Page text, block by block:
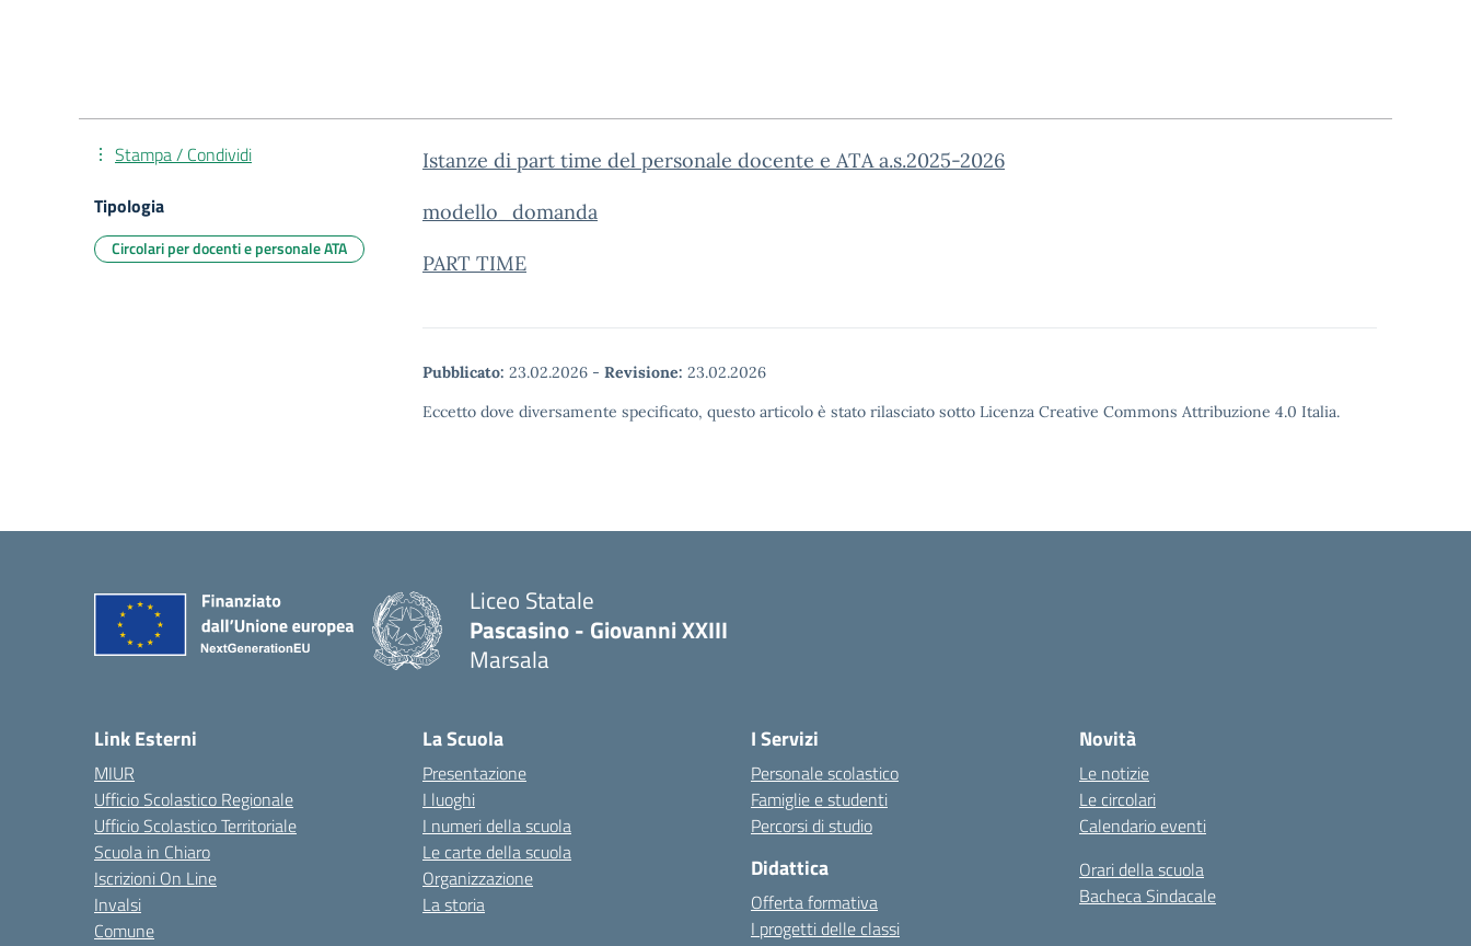
Istanze di part time del personale docente e ATA a.s.2025-2026
modello_domanda
PART TIME
Pubblicato: 23.02.2026 - Revisione: 23.02.2026
Eccetto dove diversamente specificato, questo articolo è stato rilasciato sotto Licenza Creative Commons Attribuzione 4.0 Italia.
Stampa / Condividi
Tipologia
Circolari per docenti e personale ATA
Liceo Statale
Pascasino - Giovanni XXIII
Marsala
Link Esterni
MIUR
Ufficio Scolastico Regionale
Ufficio Scolastico Territoriale
Scuola in Chiaro
Iscrizioni On Line
Invalsi
Comune
La Scuola
Presentazione
I luoghi
I numeri della scuola
Le carte della scuola
Organizzazione
La storia
I Servizi
Personale scolastico
Famiglie e studenti
Percorsi di studio
Didattica
Offerta formativa
I progetti delle classi
Novità
Le notizie
Le circolari
Calendario eventi
Orari della scuola
Bacheca Sindacale